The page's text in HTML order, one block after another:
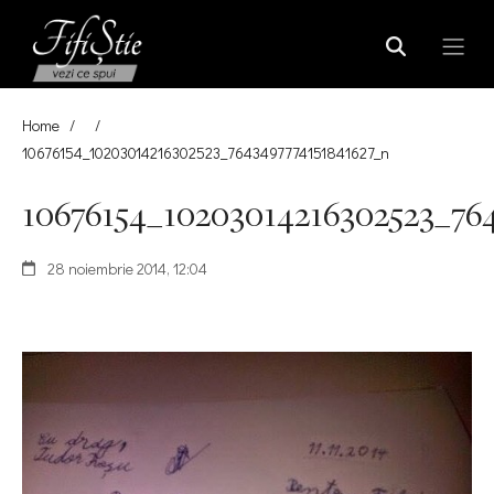
Home /
/
10676154_10203014216302523_7643497774151841627_n
28 noiembrie 2014, 12:04